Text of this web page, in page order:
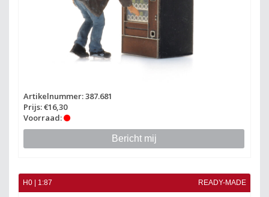
Artikelnummer: 387.681
Prijs: €16,30
Voorraad:
Bericht mij
H0 | 1:87 READY-MADE